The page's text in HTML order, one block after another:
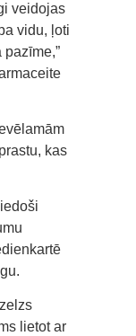
veidojas
vidu, ļoti
kas
lietot ar